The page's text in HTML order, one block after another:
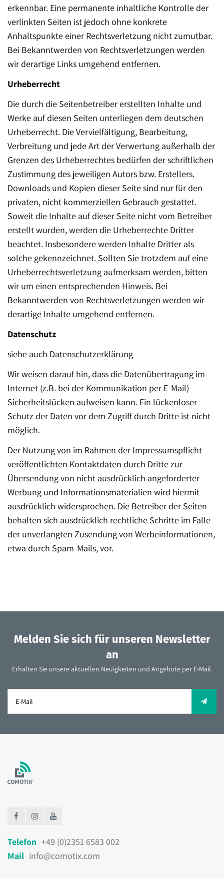
erkennbar. Eine permanente inhaltliche Kontrolle der
verlinkten Seiten ist jedoch ohne konkrete
Anhaltspunkte einer Rechtsverletzung nicht zumutbar.
Bei Bekanntwerden von Rechtsverletzungen werden
wir derartige Links umgehend entfernen.
Urheberrecht
Die durch die Seitenbetreiber erstellten Inhalte und
Werke auf diesen Seiten unterliegen dem deutschen
Urheberrecht. Die Vervielfältigung, Bearbeitung,
Verbreitung und jede Art der Verwertung außerhalb der
Grenzen des Urheberrechtes bedürfen der schriftlichen
Zustimmung des jeweiligen Autors bzw. Erstellers.
Downloads und Kopien dieser Seite sind nur für den
privaten, nicht kommerziellen Gebrauch gestattet.
Soweit die Inhalte auf dieser Seite nicht vom Betreiber
erstellt wurden, werden die Urheberrechte Dritter
beachtet. Insbesondere werden Inhalte Dritter als
solche gekennzeichnet. Sollten Sie trotzdem auf eine
Urheberrechtsverletzung aufmerksam werden, bitten
wir um einen entsprechenden Hinweis. Bei
Bekanntwerden von Rechtsverletzungen werden wir
derartige Inhalte umgehend entfernen.
Datenschutz
siehe auch Datenschutzerklärung
Wir weisen darauf hin, dass die Datenübertragung im
Internet (z.B. bei der Kommunikation per E-Mail)
Sicherheitslücken aufweisen kann. Ein lückenloser
Schutz der Daten vor dem Zugriff durch Dritte ist nicht
möglich.
Der Nutzung von im Rahmen der Impressumspflicht
veröffentlichten Kontaktdaten durch Dritte zur
Übersendung von nicht ausdrücklich angeforderter
Werbung und Informationsmaterialien wird hiermit
ausdrücklich widersprochen. Die Betreiber der Seiten
behalten sich ausdrücklich rechtliche Schritte im Falle
der unverlangten Zusendung von Werbeinformationen,
etwa durch Spam-Mails, vor.
Melden Sie sich für unseren Newsletter
an
Erhalten Sie unsere aktuellen Neuigkeiten und Angebote per E-Mail.
Telefon +49 (0)2351 6583 002
Mail info@comotix.com